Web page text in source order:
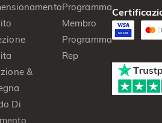
&
Di
Programma
Membro
Programma
Rep